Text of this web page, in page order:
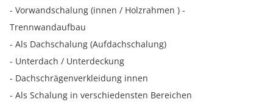
- Vorwandschalung (innen / Holzrahmen ) -
Trennwandaufbau
- Als Dachschalung (Aufdachschalung)
- Unterdach / Unterdeckung
- Dachschrägenverkleidung innen
- Als Schalung in verschiedensten Bereichen